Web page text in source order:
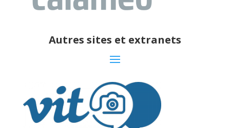
Autres sites et extranets